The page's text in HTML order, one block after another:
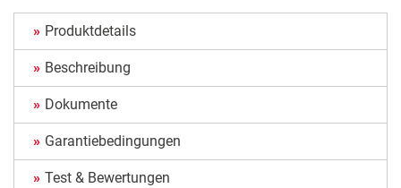
Produktdetails
Beschreibung
Dokumente
Garantiebedingungen
Test & Bewertungen